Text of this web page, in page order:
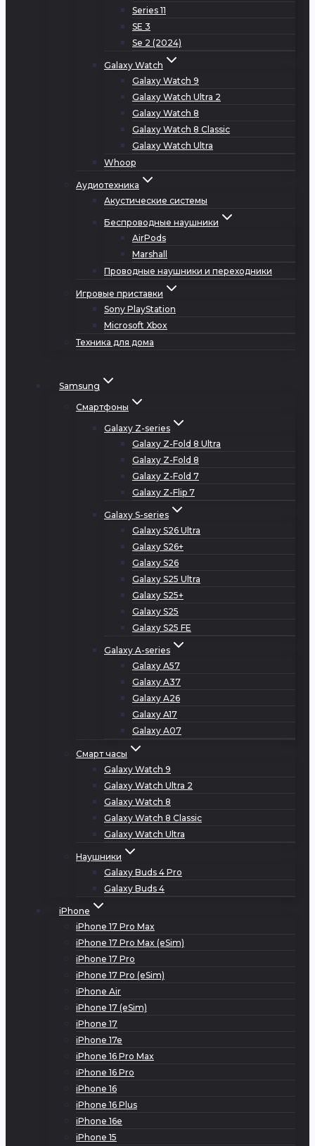
Series 11
SE 3
Se 2 (2024)
Galaxy Watch
Galaxy Watch 9
Galaxy Watch Ultra 2
Galaxy Watch 8
Galaxy Watch 8 Classic
Galaxy Watch Ultra
Whoop
Аудиотехника
Акустические системы
Беспроводные наушники
AirPods
Marshall
Проводные наушники и переходники
Игровые приставки
Sony PlayStation
Microsoft Xbox
Техника для дома
Samsung
Смартфоны
Galaxy Z-series
Galaxy Z-Fold 8 Ultra
Galaxy Z-Fold 8
Galaxy Z-Fold 7
Galaxy Z-Flip 7
Galaxy S-series
Galaxy S26 Ultra
Galaxy S26+
Galaxy S26
Galaxy S25 Ultra
Galaxy S25+
Galaxy S25
Galaxy S25 FE
Galaxy A-series
Galaxy A57
Galaxy A37
Galaxy A26
Galaxy A17
Galaxy A07
Смарт часы
Galaxy Watch 9
Galaxy Watch Ultra 2
Galaxy Watch 8
Galaxy Watch 8 Classic
Galaxy Watch Ultra
Наушники
Galaxy Buds 4 Pro
Galaxy Buds 4
iPhone
iPhone 17 Pro Max
iPhone 17 Pro Max (eSim)
iPhone 17 Pro
iPhone 17 Pro (eSim)
iPhone Air
iPhone 17 (eSim)
iPhone 17
iPhone 17e
iPhone 16 Pro Max
iPhone 16 Pro
iPhone 16
iPhone 16 Plus
iPhone 16e
iPhone 15